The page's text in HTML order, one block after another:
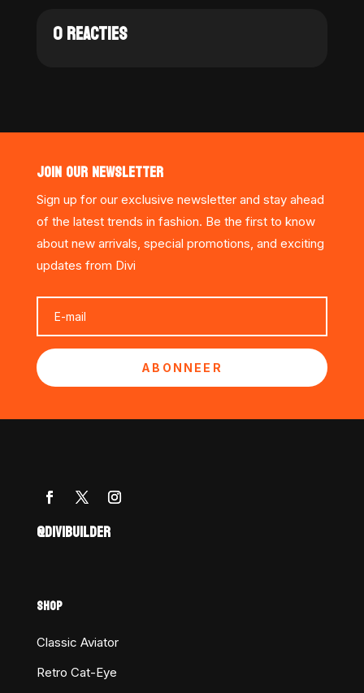
0 REACTIES
JOIN OUR NEWSLETTER
Sign up for our exclusive newsletter and stay ahead
of the latest trends in fashion. Be the first to know
about new arrivals, special promotions, and exciting
updates from Divi
ABONNEER
@DIVIBUILDER
SHOP
Classic Aviator
Retro Cat-Eye